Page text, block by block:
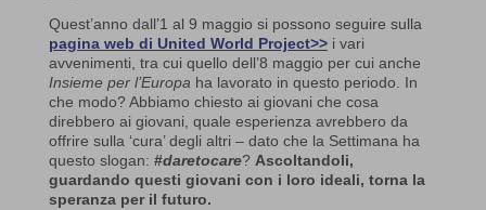
Quest’anno dall’1 al 9 maggio si possono seguire sulla
pagina web di United World Project>>i vari
avvenimenti, tra cui quello dell’8 maggio per cui anche
Insieme per l’Europa ha lavorato in questo periodo. In
che modo? Abbiamo chiesto ai giovani che cosa
direbbero ai giovani, quale esperienza avrebbero da
offrire sulla ‘cura’ degli altri – dato che la Settimana ha
questo slogan: #daretocare? Ascoltandoli,
guardando questi giovani con i loro ideali, torna la
speranza per il futuro.